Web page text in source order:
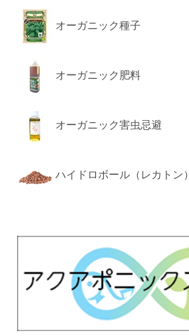
オーガニック種子
オーガニック肥料
オーガニック害虫忌避
ハイドロボール（レカトン）